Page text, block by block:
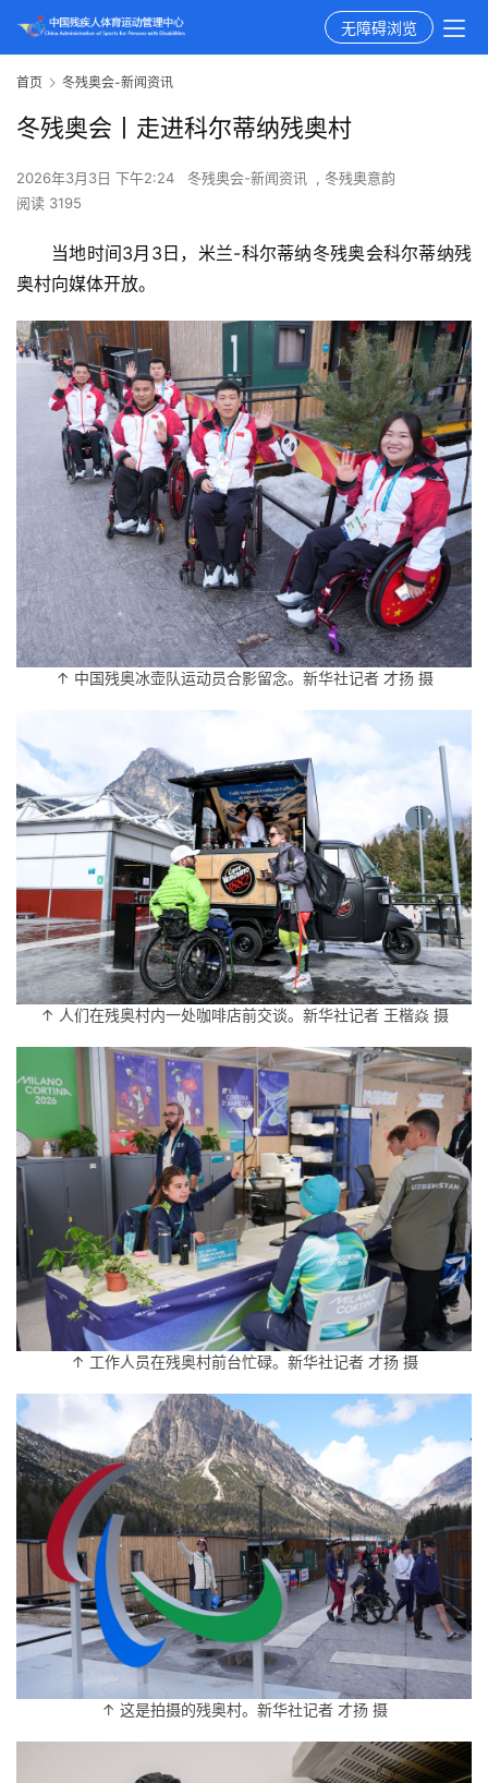
无障碍浏览
首页 冬残奥会-新闻资讯
冬残奥会丨走进科尔蒂纳残奥村
2026年3月3日 下午2:24 冬残奥会-新闻资讯 , 冬残奥意韵
阅读 3195
当地时间3月3日，米兰-科尔蒂纳冬残奥会科尔蒂纳残
奥村向媒体开放。
↑ 中国残奥冰壶队运动员合影留念。新华社记者 才扬 摄
↑ 人们在残奥村内一处咖啡店前交谈。新华社记者 王楷焱 摄
↑ 工作人员在残奥村前台忙碌。新华社记者 才扬 摄
↑ 这是拍摄的残奥村。新华社记者 才扬 摄